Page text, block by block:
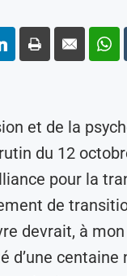
et de la
du 12
pour la
de
devrait, à
d’une centaine